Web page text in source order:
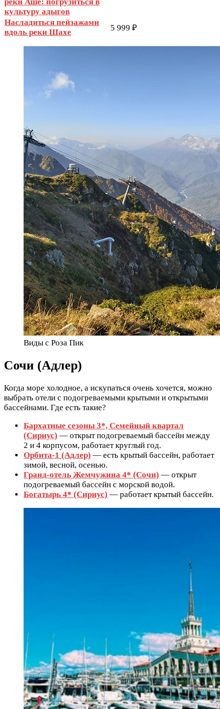
культуру адыгов
Насладиться пейзажами
вдоль реки Шахе
5 999 ₽
Виды с Роза Пик
Сочи (Адлер)
Когда море холодное, а искупаться очень хочется, можно
выбрать отели с подогреваемыми крытыми и открытыми
бассейнами. Где есть такие?
Бархатные сезоны 3*, Семейный квартал
(Сириус) — открыт подогреваемый бассейн между
2 и 4 корпусом, работает круглый год.
Орбита-1 (Адлер) — есть крытый бассейн, работает
зимой, весной, осенью.
Гранд-отель Жемчужина 4* (Сочи) — открыт
подогреваемый бассейн с морской водой.
Богатырь 4* (Сириус) — работает крытый бассейн.